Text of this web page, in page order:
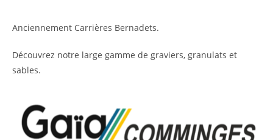
Anciennement Carrières Bernadets.
Découvrez notre large gamme de graviers, granulats et
sables.